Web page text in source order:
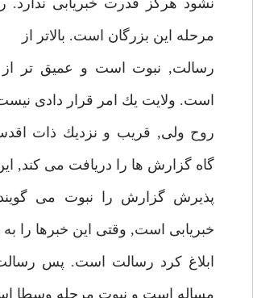
نشود هرگز قدرت خبريابى ندارد.
مرحله اين بزرگان است. بالاتر از
رسالت, نبوت است و عميق تر از
است. ولايت يك امر قرار دادى
روح ولى, قريب و نزديك ذات
گاه گزارش ها را دريافت مى كند,
پذيرش گزارش را نبوت مى
خبريابى است, وقتى اين خبرها را
ابلاغ كرد رسالت است. پس
مسإله است و نبوت مرحله وسطا